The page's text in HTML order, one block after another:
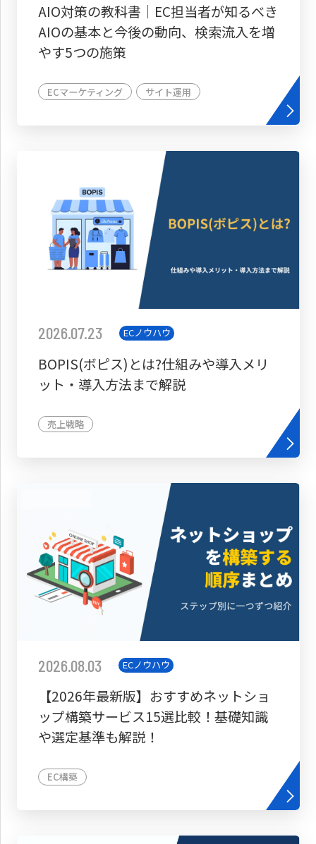
AIO対策の教科書│EC担当者が知るべき
AIOの基本と今後の動向、検索流入を増
やす5つの施策
ECマーケティング サイト運用
2026.07.23 ECノウハウ
BOPIS(ボピス)とは?仕組みや導入メリ
ット・導入方法まで解説
売上戦略
2026.08.03 ECノウハウ
【2026年最新版】おすすめネットショ
ップ構築サービス15選比較！基礎知識
や選定基準も解説！
EC構築